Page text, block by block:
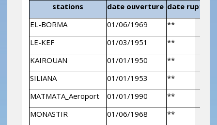
stations date ouverture date rupture
EL-BORMA
01/06/1969
**
LE-KEF
01/03/1951
**
KAIROUAN
01/01/1950
**
SILIANA
01/01/1953
**
MATMATA_Aeroport
01/01/1990
**
MONASTIR
01/06/1968
**